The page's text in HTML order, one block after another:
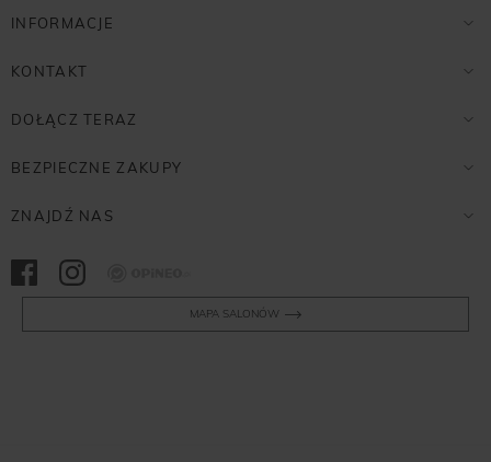
INFORMACJE
KONTAKT
DOŁĄCZ TERAZ
BEZPIECZNE ZAKUPY
ZNAJDŹ NAS
MAPA SALONÓW